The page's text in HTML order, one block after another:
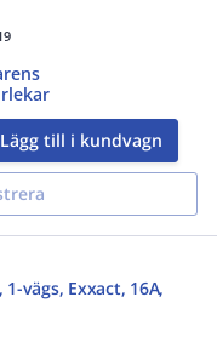
Lägg till i kundvagn
vägs, Exxact, 16A,